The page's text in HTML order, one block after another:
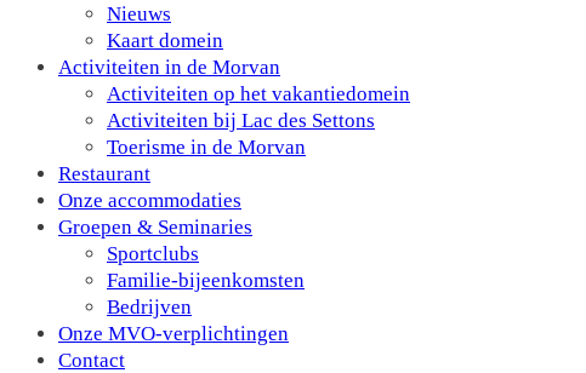
Nieuws
Kaart domein
Activiteiten in de Morvan
Activiteiten op het vakantiedomein
Activiteiten bij Lac des Settons
Toerisme in de Morvan
Restaurant
Onze accommodaties
Groepen & Seminaries
Sportclubs
Familie-bijeenkomsten
Bedrijven
Onze MVO-verplichtingen
Contact